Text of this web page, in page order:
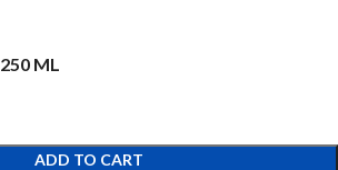
250 ML
ADD TO CART